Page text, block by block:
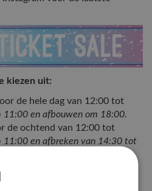
kiezen uit:
de hele dag van 12:00 tot
11:00 en afbouwen om 18:00.
de ochtend van 12:00 tot
11:00 en afbreken van 14:30 tot
kunnen hun kraampjes